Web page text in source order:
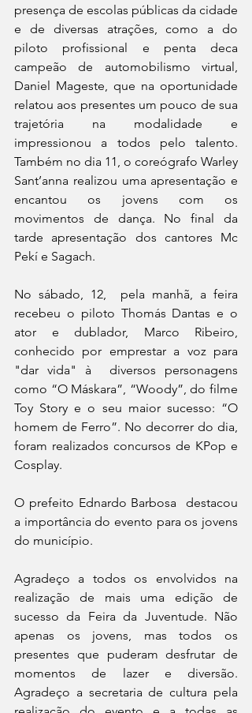
presença de escolas públicas da cidade
e de diversas atrações, como a do
piloto profissional e penta deca
campeão de automobilismo virtual,
Daniel Mageste, que na oportunidade
relatou aos presentes um pouco de sua
trajetória na modalidade e
impressionou a todos pelo talento.
Também no dia 11, o coreógrafo Warley
Sant’anna realizou uma apresentação e
encantou os jovens com os
movimentos de dança. No final da
tarde apresentação dos cantores Mc
Pekí e Sagach.
No sábado, 12,  pela manhã, a feira
recebeu o piloto Thomás Dantas e o
ator e dublador, Marco Ribeiro,
conhecido por emprestar a voz para
"dar vida" à  diversos personagens
como “O Máskara”, “Woody”, do filme
Toy Story e o seu maior sucesso: “O
homem de Ferro”. No decorrer do dia,
foram realizados concursos de KPop e
Cosplay.
O prefeito Ednardo Barbosa  destacou
a importância do evento para os jovens
do município.
Agradeço a todos os envolvidos na
realização de mais uma edição de
sucesso da Feira da Juventude. Não
apenas os jovens, mas todos os
presentes que puderam desfrutar de
momentos de lazer e diversão.
Agradeço a secretaria de cultura pela